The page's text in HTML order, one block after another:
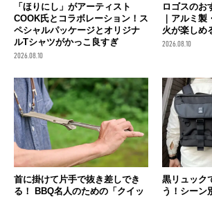
「ほりにし」がアーティスト
COOK氏とコラボレーション！ス
ペシャルパッケージとオリジナ
ルTシャツがかっこ良すぎ
2026.08.10
ロゴスのお
｜アルミ
火が楽しめ
2026.08.10
首に掛けて片手で抜き差しでき
る！ BBQ名人のための「クイッ
黒リュック
う！シーン